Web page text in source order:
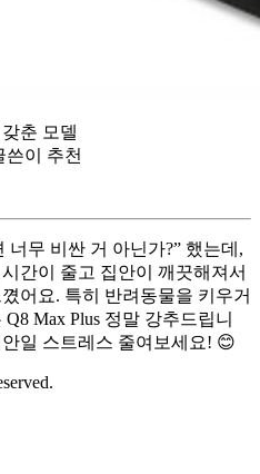
춘 모델
쓴이 추천
너무 비싼 거 아닌가?” 했는데,
간이 줄고 집안이 깨끗해져서
어요. 특히 반려동물을 키우거
Max Plus 정말 강추드립니
일 스트레스 줄여보세요! 😊